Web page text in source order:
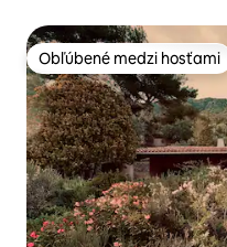
Obľúbené medzi hosťami
Obľúbené medzi hosťami